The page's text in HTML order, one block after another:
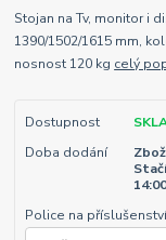
Stojan na Tv, monitor i
1390/1502/1615 mm,
nosnost 120 kg celý
Dostupnost
Doba dodání
14:00
Police na příslušenství